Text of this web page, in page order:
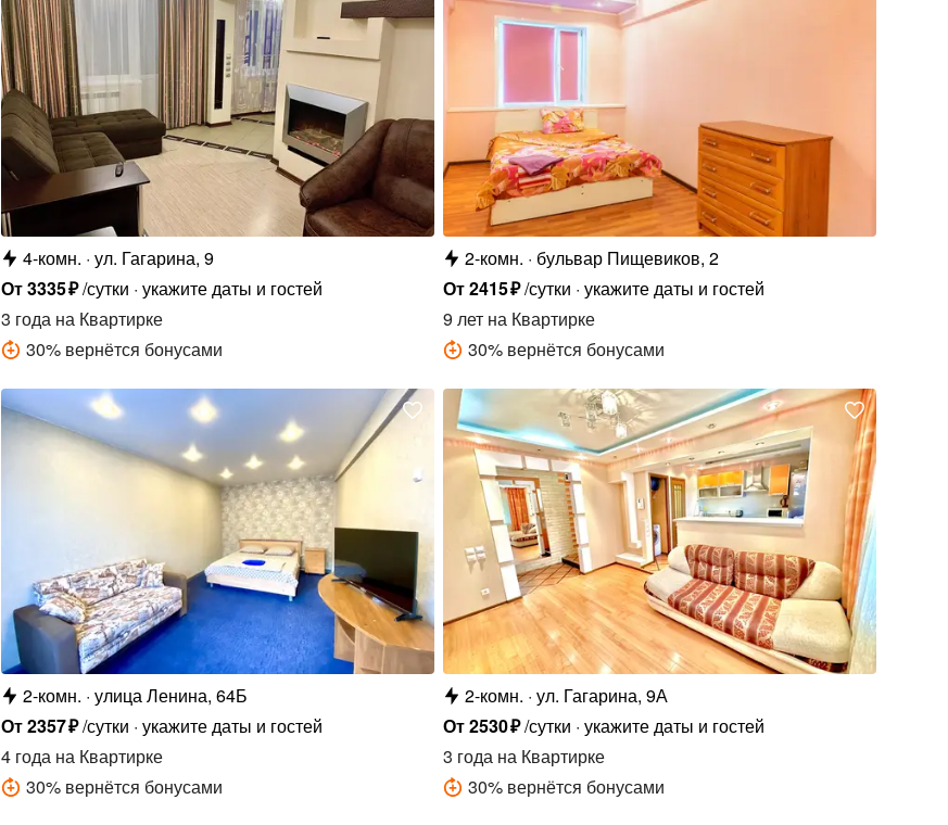
4-комн. ул. Гагарина, 9
От3335₽/сутки укажите даты и гостей
3 года на Квартирке
30% вернётся бонусами
2-комн.
бульвар Пищевиков, 2
От2415₽/сутки укажите даты и гостей
9 лет на Квартирке
30% вернётся бонусами
2-комн. улица Ленина, 64Б
От2357₽/сутки укажите даты и гостей
4 года на Квартирке
30% вернётся бонусами
2-комн. ул. Гагарина, 9А
От2530₽/сутки укажите даты и гостей
3 года на Квартирке
30% вернётся бонусами